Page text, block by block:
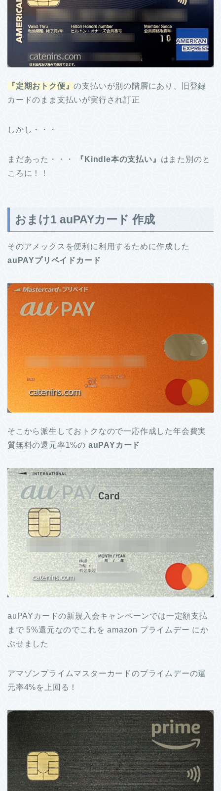
『定期おトク便』の支払いが別の階層にあり、旧登録
カードのまま支払いが実行され訂正
しかし・・・
まだあった・・・ 『Kindle本の支払い』 はまた別のと
ころに！！
おまけ1 auPAYカード 作成
そのアメックスを便利に利用するために作成した
auPAYプリペイドカード
そこから派生しておトクなので一応作成した年会費実
質無料の還元率1%の auPAYカード
auPAYカードの新規入会キャンペーンでは一定額支払
まで 5%還元なのでこれを amazon プライムデー にか
ぶせました
アマゾンプライムマスターカードのプライムデーの還
元率4%を上回る！